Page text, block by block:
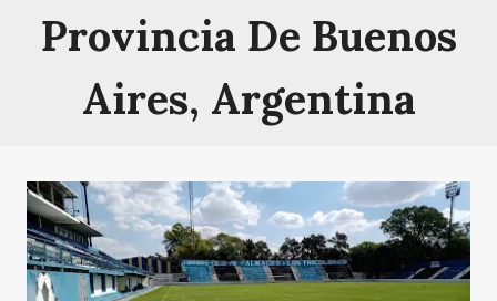
Provincia De Buenos
Aires, Argentina